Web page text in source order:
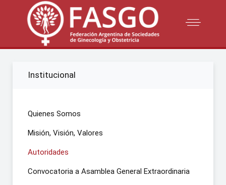
Institucional
Quienes Somos
Misión, Visión, Valores
Autoridades
Convocatoria a Asamblea General Extraordinaria